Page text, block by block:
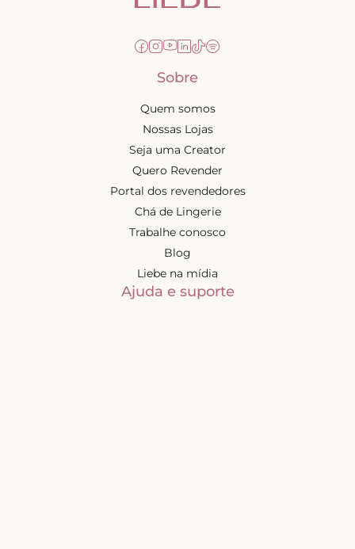
Sobre
Quem somos
Nossas Lojas
Seja uma Creator
Quero Revender
Portal dos revendedores
Chá de Lingerie
Trabalhe conosco
Blog
Liebe na mídia
Ajuda e suporte